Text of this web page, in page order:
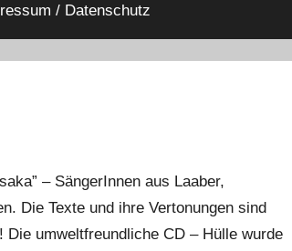
/ Datenschutz
– SängerInnen aus Laaber,
Die Texte und ihre Vertonungen sind
umweltfreundliche CD – Hülle wurde